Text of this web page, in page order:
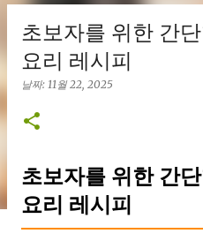
초보자를 위한 간
요리 레시피
날짜: 11월 22, 2025
초보자를 위한 간
요리 레시피